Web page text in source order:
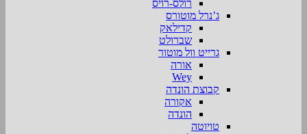
רולס-רויס
ג’נרל מוטורס
קדילאק
שברולט
גרייט וול מוטור
אורה
Wey
קבוצת הונדה
אקורה
הונדה
טויוטה